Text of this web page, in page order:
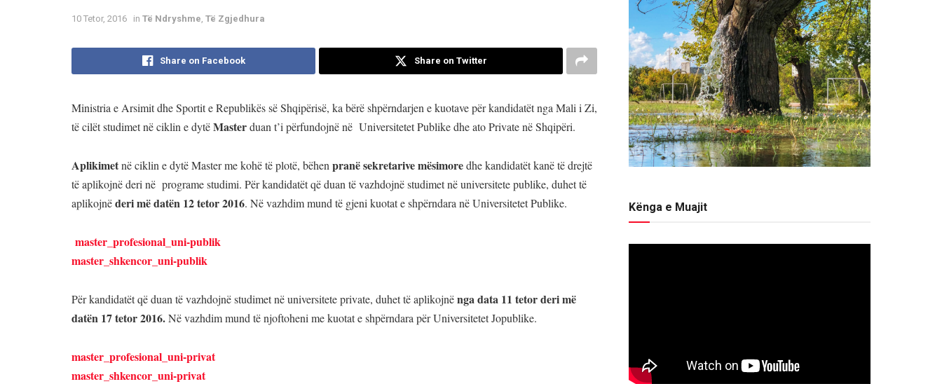
10 Tetor, 2016 in Të Ndryshme Të Zgjedhura
Share on Facebook Share on Twitter
Ministria e Arsimit dhe Sportit e Republikës së Shqipërisë, ka bërë shpërndarjen e kuotave për kandidatët nga Mali i Zi,
të cilët studimet në ciklin e dytëMasterduan t’i përfundojnë në Universitetet Publike dhe ato Private në Shqipëri.
Aplikimetnë ciklin e dytë Master me kohë të plotë, bëhen pranë sekretarive mësimoredhe kandidatët kanë të drejtë
të aplikojnë deri në programe studimi. Për kandidatët që duan të vazhdojnë studimet në universitete publike, duhet të
aplikojnëderi më datën 12 tetor 2016. Në vazhdim mund të gjeni kuotat e shpërndara në Universitetet Publike.
master_profesional_uni-publik
master_shkencor_uni-publik
Për kandidatët që duan të vazhdojnë studimet në universitete private, duhet të aplikojnënga data 11 tetor deri më
datën 17 tetor 2016.Në vazhdim mund të njoftoheni me kuotat e shpërndara për Universitetet Jopublike.
master_profesional_uni-privat
master_shkencor_uni-privat
Kënga e Muajit